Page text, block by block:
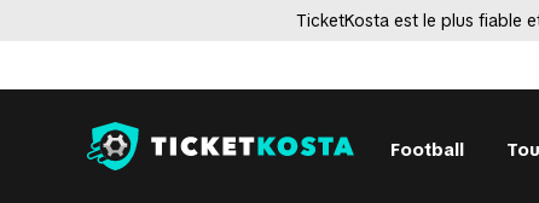
TicketKosta est le plus fiable
Football